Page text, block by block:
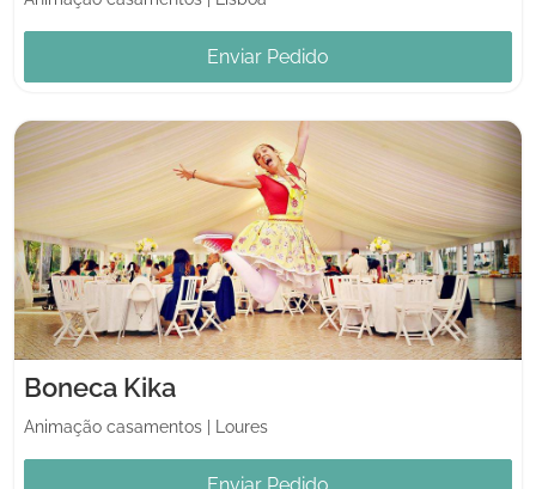
Enviar Pedido
Boneca Kika
Animação casamentos Loures